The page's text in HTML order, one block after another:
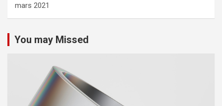
mars 2021
You may Missed